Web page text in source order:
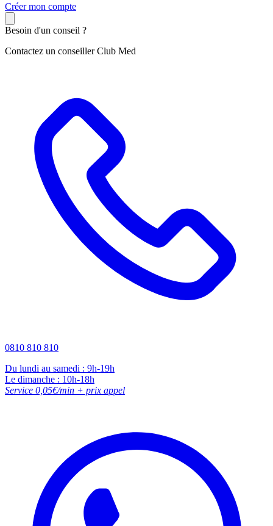
Créer mon compte
Besoin d'un conseil ?
Contactez un conseiller Club Med
0810 810 810
Du lundi au samedi : 9h-19h
Le dimanche : 10h-18h
Service 0,05€/min + prix appel